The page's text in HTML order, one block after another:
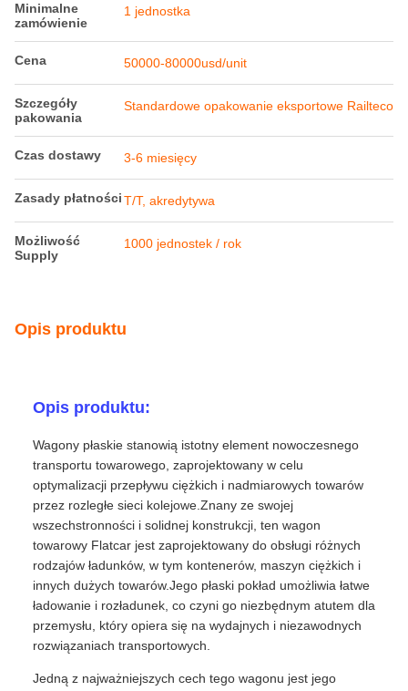
Minimalne
zamówienie
1 jednostka
Cena 50000-80000usd/unit
Szczegóły
pakowania
Standardowe opakowanie eksportowe Railteco
Czas dostawy 3-6 miesięcy
Zasady płatnościT/T, akredytywa
Możliwość
Supply
1000 jednostek / rok
Opis produktu
Opis produktu:
Wagony płaskie stanowią istotny element nowoczesnego
transportu towarowego, zaprojektowany w celu
optymalizacji przepływu ciężkich i nadmiarowych towarów
przez rozległe sieci kolejowe.Znany ze swojej
wszechstronności i solidnej konstrukcji, ten wagon
towarowy Flatcar jest zaprojektowany do obsługi różnych
rodzajów ładunków, w tym kontenerów, maszyn ciężkich i
innych dużych towarów.Jego płaski pokład umożliwia łatwe
ładowanie i rozładunek, co czyni go niezbędnym atutem dla
przemysłu, który opiera się na wydajnych i niezawodnych
rozwiązaniach transportowych.
Jedną z najważniejszych cech tego wagonu jest jego